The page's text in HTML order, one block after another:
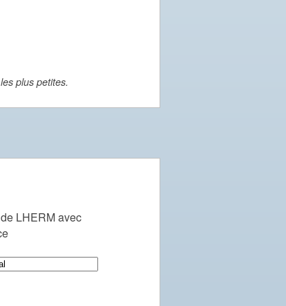
plus petites.
LHERM avec